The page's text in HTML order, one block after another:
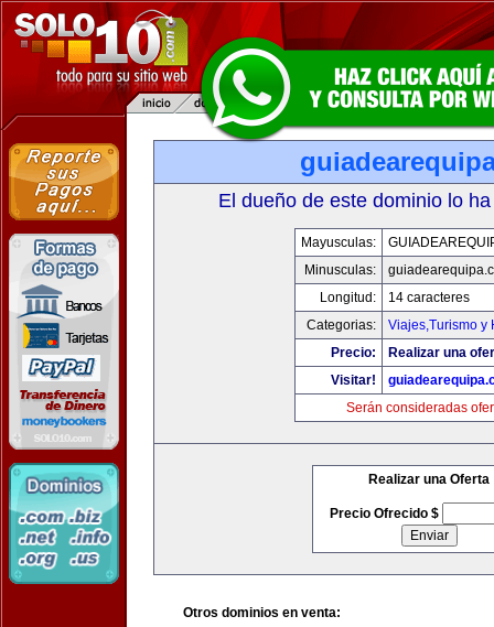
El dueño de este dominio lo
Mayusculas:
Minusculas:
Longitud:
14 caracteres
Categorias:
Viajes,Turismo y
Precio:
Realizar una
Visitar!
Serán consideradas
Realizar una Oferta
Precio Ofrecido $
Otros dominios en venta: